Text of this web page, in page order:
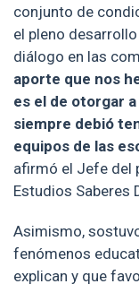
conjunto de
el pleno
diálogo en las
aporte que nos
es el de otorgar
siempre debió
equipos de las
afirmó el Jefe del
Estudios Saberes
Asimismo,
fenómenos
explican y que